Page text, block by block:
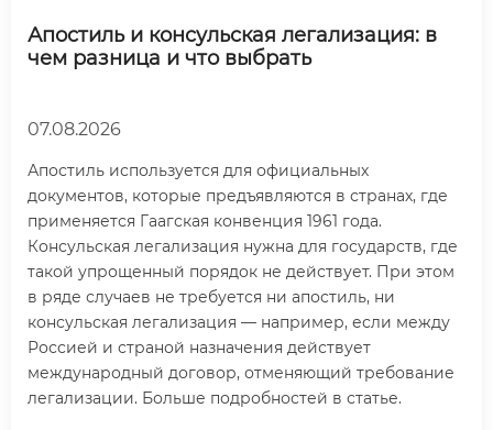
Апостиль и консульская легализация: в
чем разница и что выбрать
07.08.2026
Апостиль используется для официальных
документов, которые предъявляются в странах, где
применяется Гаагская конвенция 1961 года.
Консульская легализация нужна для государств, где
такой упрощенный порядок не действует. При этом
в ряде случаев не требуется ни апостиль, ни
консульская легализация — например, если между
Россией и страной назначения действует
международный договор, отменяющий требование
легализации. Больше подробностей в статье.